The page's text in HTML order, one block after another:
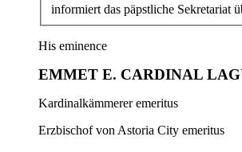
informiert das päpstliche Sekretariat
His eminence
EMMET E. CARDINAL
Kardinalkämmerer emeritus
Erzbischof von Astoria City emeritus